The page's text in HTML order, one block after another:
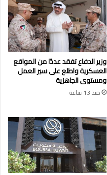
وزير الدفاع تفقد عددًا من المواقع
العسكرية واطلع على سير العمل
ومستوى الجاهزية
منذ 13 ساعة